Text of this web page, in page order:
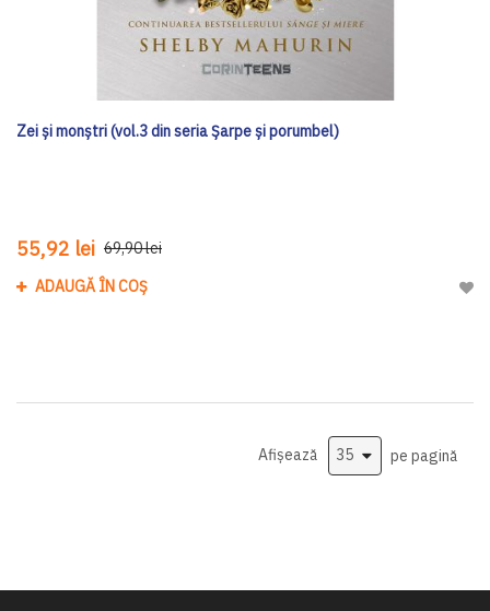
Zei și monștri (vol.3 din seria Șarpe și porumbel)
55,92 lei 69,90 lei
ADAUGĂ ÎN COȘ
Afișează pe pagină